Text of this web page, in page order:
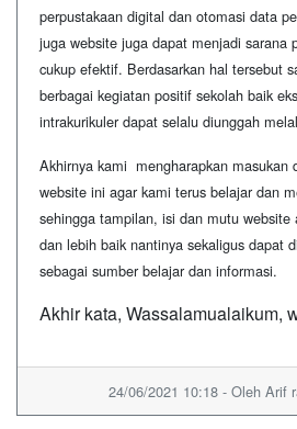
perpustakaan digital dan otomasi data
juga website juga dapat menjadi sarana
cukup efektif. Berdasarkan hal tersebut
berbagai kegiatan positif sekolah baik
intrakurikuler dapat selalu diunggah
Akhirnya kami mengharapkan masukan
website ini agar kami terus belajar dan
sehingga tampilan, isi dan mutu website
dan lebih baik nantinya sekaligus dapat
sebagai sumber belajar dan informasi.
Akhir kata, Wassalamualaikum,
24/06/2021 10:18 - Oleh Arif